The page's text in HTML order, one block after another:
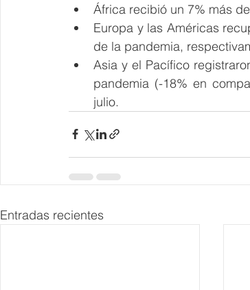
África recibió un 7% más
Europa y las Américas
de la pandemia,
Asia y el Pacífico
pandemia (-18% en
julio.
Entradas recientes